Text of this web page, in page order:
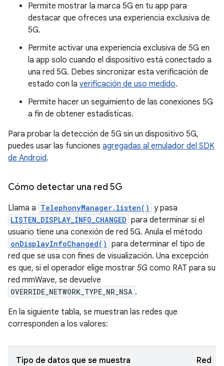
Permite mostrar la marca 5G en tu app para
destacar que ofreces una experiencia exclusiva de
5G.
Permite activar una experiencia exclusiva de 5G en
la app solo cuando el dispositivo está conectado a
una red 5G. Debes sincronizar esta verificación de
estado con la verificación de uso medido.
Permite hacer un seguimiento de las conexiones 5G
a fin de obtener estadísticas.
Para probar la detección de 5G sin un dispositivo 5G,
puedes usar las funciones agregadas al emulador del SDK
de Android.
Cómo detectar una red 5G
Llama a TelephonyManager.listen() y pasa
LISTEN_DISPLAY_INFO_CHANGED para determinar si el
usuario tiene una conexión de red 5G. Anula el método
onDisplayInfoChanged() para determinar el tipo de
red que se usa con fines de visualización. Una excepción
es que, si el operador elige mostrar 5G como RAT para su
red mmWave, se devuelve
OVERRIDE_NETWORK_TYPE_NR_NSA .
En la siguiente tabla, se muestran las redes que
corresponden a los valores:
Tipo de datos que se muestra Red